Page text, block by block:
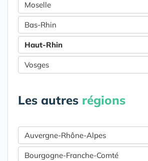
Moselle
Bas-Rhin
Haut-Rhin
Vosges
Les autres régions
Auvergne-Rhône-Alpes
Bourgogne-Franche-Comté